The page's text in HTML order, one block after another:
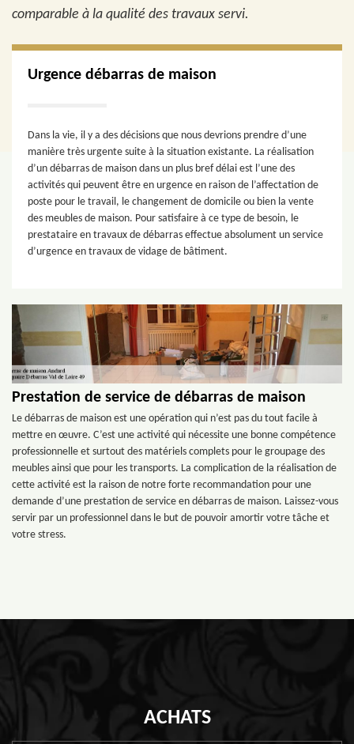
comparable à la qualité des travaux servi.
Urgence débarras de maison
Dans la vie, il y a des décisions que nous devrions prendre d’une
manière très urgente suite à la situation existante. La réalisation
d’un débarras de maison dans un plus bref délai est l’une des
activités qui peuvent être en urgence en raison de l’affectation de
poste pour le travail, le changement de domicile ou bien la vente
des meubles de maison. Pour satisfaire à ce type de besoin, le
prestataire en travaux de débarras effectue absolument un service
d’urgence en travaux de vidage de bâtiment.
Prestation de service de débarras de maison
Le débarras de maison est une opération qui n’est pas du tout facile à
mettre en œuvre. C’est une activité qui nécessite une bonne compétence
professionnelle et surtout des matériels complets pour le groupage des
meubles ainsi que pour les transports. La complication de la réalisation de
cette activité est la raison de notre forte recommandation pour une
demande d’une prestation de service en débarras de maison. Laissez-vous
servir par un professionnel dans le but de pouvoir amortir votre tâche et
votre stress.
ACHATS